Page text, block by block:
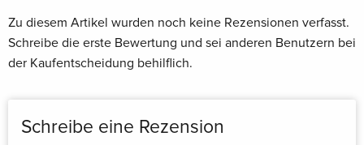
Two Arms To Hold You (Acoustic)
Zu diesem Artikel wurden noch keine Rezensionen verfasst.
Schreibe die erste Bewertung und sei anderen Benutzern bei
der Kaufentscheidung behilflich.
Schreibe eine Rezension